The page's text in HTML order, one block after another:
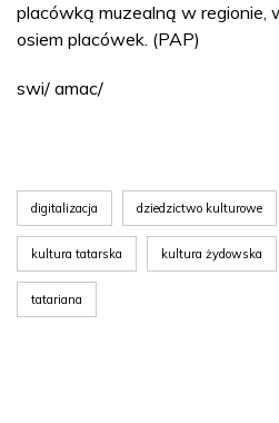
placówką muzealną w regionie,
osiem placówek. (PAP)
swi/ amac/
digitalizacja dziedzictwo kulturowe
kultura tatarska kultura żydowska
tatariana